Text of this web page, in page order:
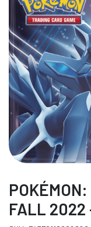
FALL 2022